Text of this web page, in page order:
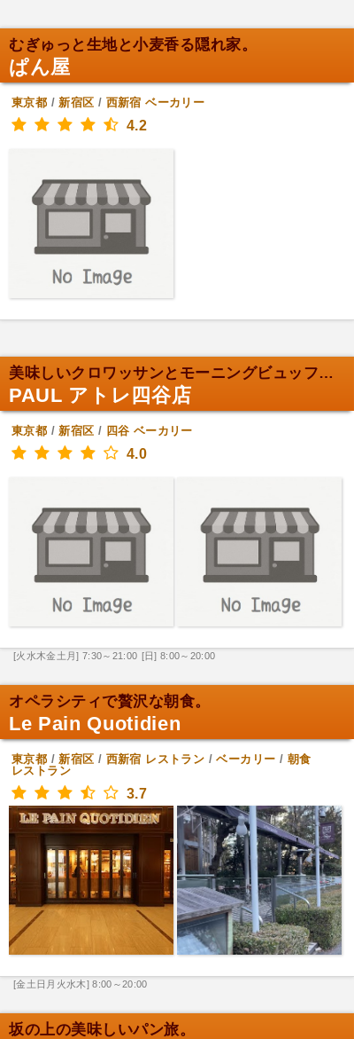
むぎゅっと生地と小麦香る隠れ家。
ぱん屋
東京都 /新宿区 / 西新宿 ベーカリー
4.2
美味しいクロワッサンとモーニングビュッフェ。
PAUL アトレ四谷店
東京都 /新宿区 / 四谷 ベーカリー
4.0
[火水木金土月] 7:30～21:00 [日] 8:00～20:00
オペラシティで贅沢な朝食。
Le Pain Quotidien
東京都 /新宿区 / 西新宿 レストラン /ベーカリー / 朝食
レストラン
3.7
[金土日月火水木] 8:00～20:00
坂の上の美味しいパン旅。